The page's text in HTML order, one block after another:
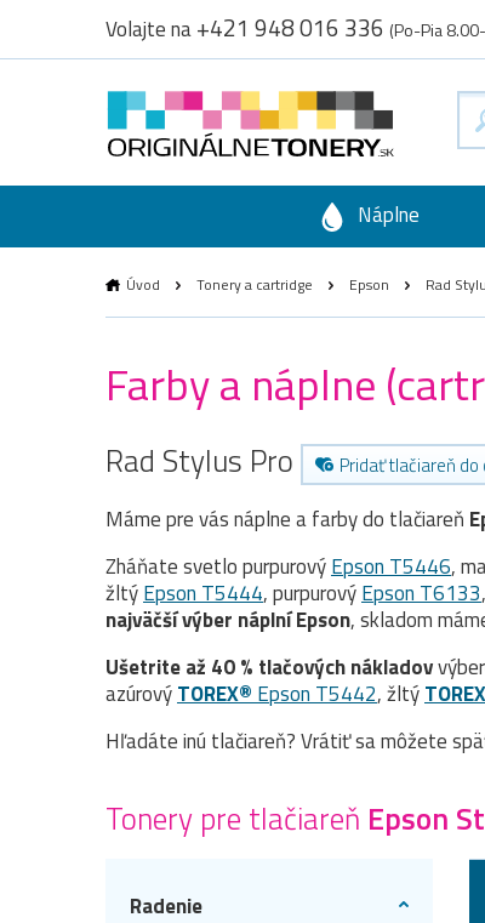
Volajte na+421 948 016 336 (Po-Pia
Náplne
Úvod Tonery a cartridge Epson Rad
Farby a náplne
Rad Stylus Pro Pridať tlačiareň
Máme pre vás náplne a farby do tlačiareň
Zháňate svetlo purpurovýEpson T5446,
žltýEpson T5444, purpurovýEpson T6133
najväčší výber náplní Epson, skladom
Ušetrite až 40 % tlačových nákladov
azúrovýTOREX® Epson T5442, žltý
Hľadáte inú tlačiareň? Vrátiť sa môžete
Tonery pre tlačiareň Epson
Radenie